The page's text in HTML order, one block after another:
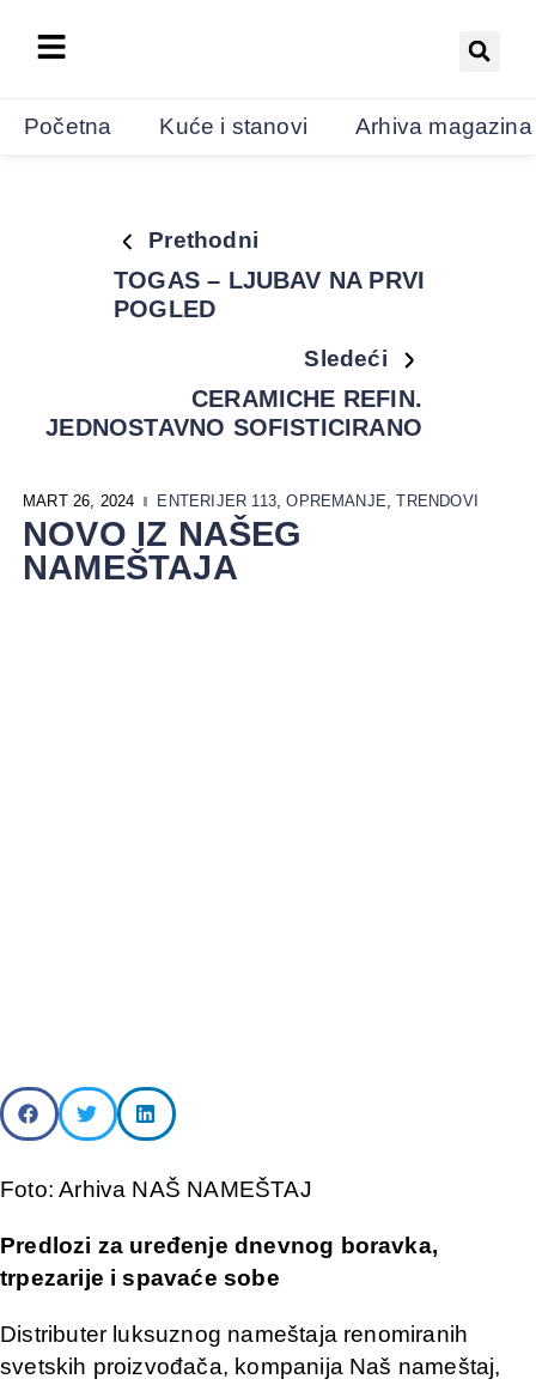
Početna Kuće i stanovi Arhiva magazina
Prethodni
TOGAS – LJUBAV NA PRVI
POGLED
Sledeći
CERAMICHE REFIN.
JEDNOSTAVNO SOFISTICIRANO
MART 26, 2024 ENTERIJER 113,OPREMANJE,TRENDOVI
NOVO IZ NAŠEG
NAMEŠTAJA
Foto: Arhiva NAŠ NAMEŠTAJ
Predlozi za uređenje dnevnog boravka,
trpezarije i spavaće sobe
Distributer luksuznog nameštaja renomiranih
svetskih proizvođača, kompanija Naš nameštaj,